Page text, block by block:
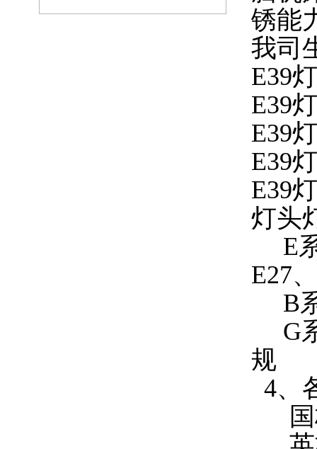
锈能
我司
E39
E39
E39
E39
E39
灯头
E系
E27
B系
G系
规
4、
国